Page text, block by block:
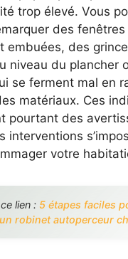
trop élevé. Vous
des fenêtres
embuées, des
niveau du plancher
se ferment mal en
matériaux. Ces
pourtant des
interventions
votre
lien : 5 étapes faciles
robinet autoperceur